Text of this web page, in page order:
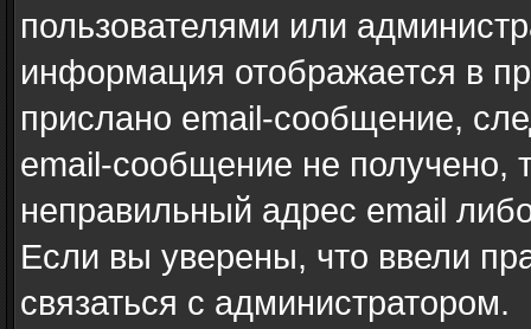
пользователями или
информация отображается в
прислано email-сообщение,
email-сообщение не получено,
неправильный адрес email
Если вы уверены, что ввели
связаться с администратором.